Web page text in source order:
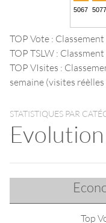
TOP Vote : Classement
TOP TSLW :
TOP VIsites :
semaine (visites réèlles
STATISTIQUES PAR
Top